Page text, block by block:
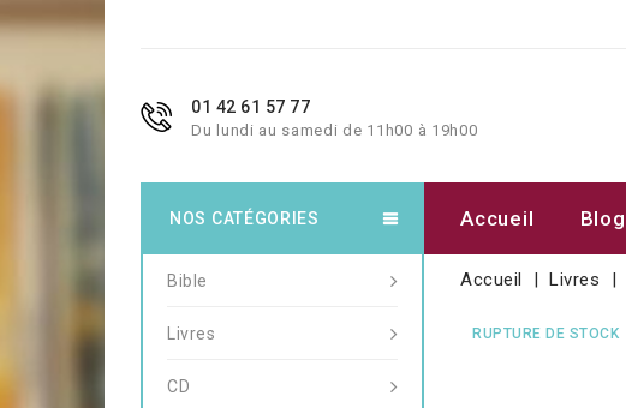
01 42 61 57 77
Du lundi au samedi de 11h00 à 19h00
Accueil Blog
Accueil Livres
RUPTURE DE STOCK
NOS CATÉGORIES
Bible
Livres
CD